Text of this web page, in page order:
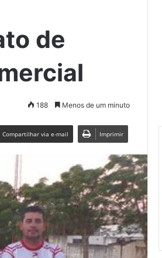
de
188 Menos de um minuto
Compartilhar via e-mail Imprimir